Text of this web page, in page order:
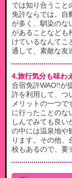
では知り合うこと
免許ならでは。自
が多く、馴染のな
があることなども
けているなんてこ
通して、素敵な友
4.旅行気分も味わ
合宿免許WAO!!が
許を利用して、つ
メリットの一つで
に行ったことのな
しんでみても良い
の中には温泉地や
ります。その他、
校もあるので、要